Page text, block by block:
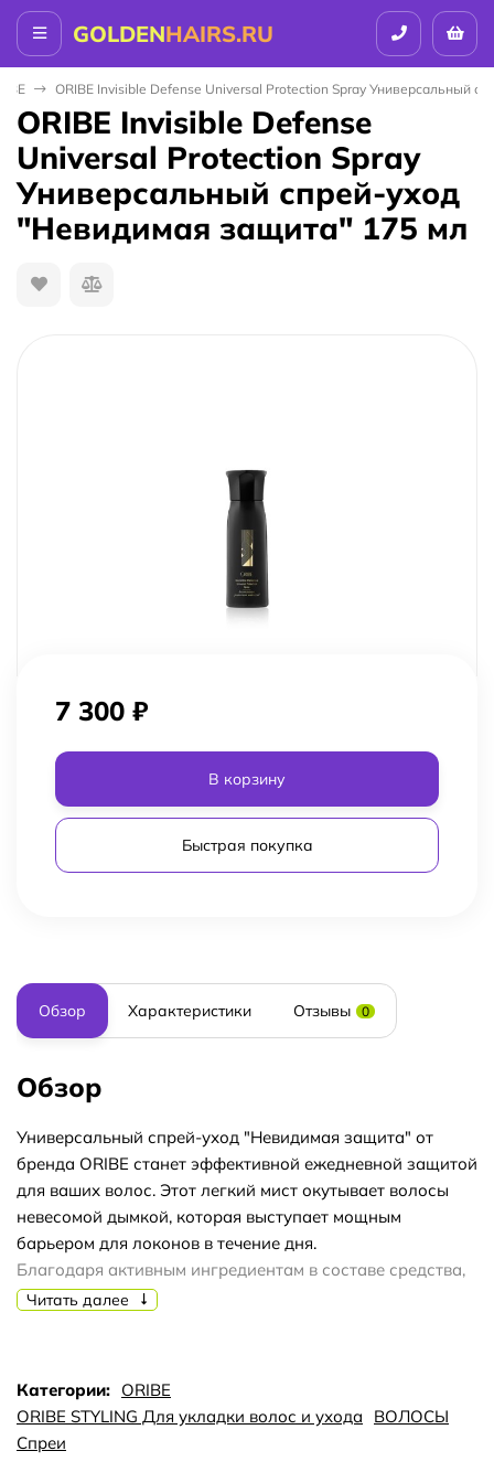
GOLDENHAIRS.RU
ORIBE Invisible Defense Universal Protection Spray Универсальный
ORIBE Invisible Defense
Universal Protection Spray
Универсальный спрей-уход
"Невидимая защита" 175 мл
7 300 ₽
В корзину
Быстрая покупка
Обзор Характеристики Отзывы 0
Обзор
Универсальный спрей-уход "Невидимая защита" от
бренда ORIBE станет эффективной ежедневной защитой
для ваших волос. Этот легкий мист окутывает волосы
невесомой дымкой, которая выступает мощным
барьером для локонов в течение дня.
Благодаря активным ингредиентам в составе средства,
ваши волосы надежно защищены от
В составе продукта:
Натуральный коллаген растительного происхождения –
Читать далее
Категории: ORIBE
ORIBE STYLING Для укладки волос и ухода
ВОЛОСЫ
Спреи